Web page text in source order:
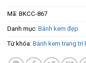
Mã: BKCC-867
Danh mục: Bánh kem đẹp
Từ khóa: Bánh kem trang trí